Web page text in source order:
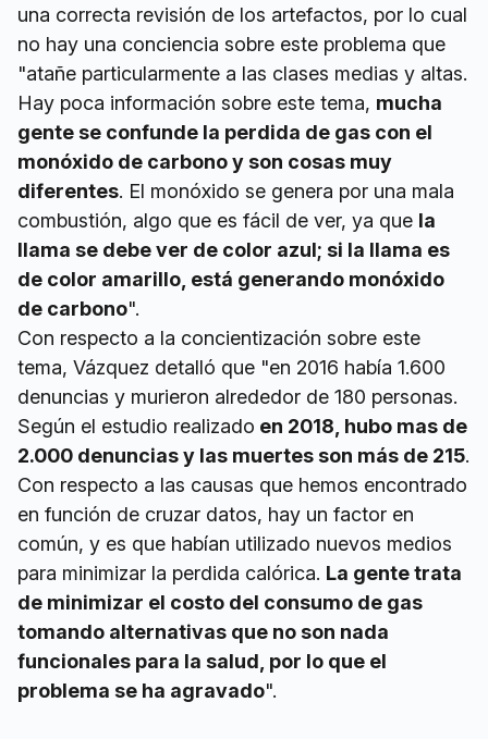
una correcta revisión de los artefactos, por lo cual
no hay una conciencia sobre este problema que
"atañe particularmente a las clases medias y altas.
Hay poca información sobre este tema, mucha
gente se confunde la perdida de gas con el
monóxido de carbono y son cosas muy
diferentes. El monóxido se genera por una mala
combustión, algo que es fácil de ver, ya que la
llama se debe ver de color azul; si la llama es
de color amarillo, está generando monóxido
de carbono".
Con respecto a la concientización sobre este
tema, Vázquez detalló que "en 2016 había 1.600
denuncias y murieron alrededor de 180 personas.
Según el estudio realizado en 2018, hubo mas de
2.000 denuncias y las muertes son más de 215.
Con respecto a las causas que hemos encontrado
en función de cruzar datos, hay un factor en
común, y es que habían utilizado nuevos medios
para minimizar la perdida calórica. La gente trata
de minimizar el costo del consumo de gas
tomando alternativas que no son nada
funcionales para la salud, por lo que el
problema se ha agravado".